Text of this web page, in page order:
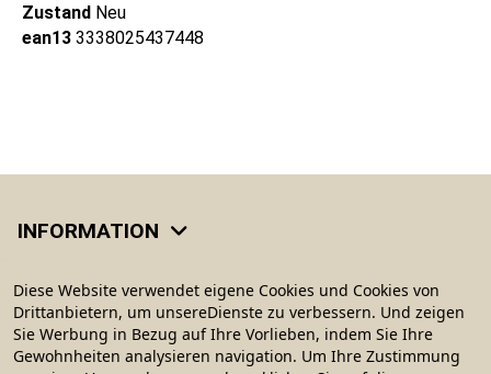
Zustand Neu
ean13 3338025437448
INFORMATION
KATEGORIEN
MEIN KONTO
Diese Website verwendet eigene Cookies und Cookies von
Drittanbietern, um unsereDienste zu verbessern. Und zeigen
Sie Werbung in Bezug auf Ihre Vorlieben, indem Sie Ihre
Gewohnheiten analysieren navigation. Um Ihre Zustimmung